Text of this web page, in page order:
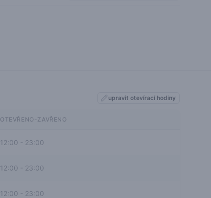
upravit otevírací hodiny
OTEVŘENO-ZAVŘENO
12:00 - 23:00
12:00 23:00
12:00 - 23:00